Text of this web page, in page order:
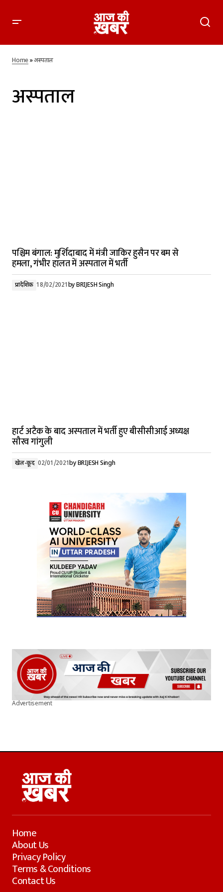
Home»अस्पताल
अस्पताल
पश्चिम बंगाल: मुर्शिदाबाद में मंत्री जाकिर हुसैन पर बम से
हमला, गंभीर हालत में अस्पताल में भर्ती
प्रादेशिक 18/02/2021byBRIJESH Singh
हार्ट अटैक के बाद अस्पताल में भर्ती हुए बीसीसीआई अध्यक्ष
सौरव गांगुली
खेल-कूद 02/01/2021byBRIJESH Singh
Advertisement
Home
About Us
Privacy Policy
Terms & Conditions
Contact Us